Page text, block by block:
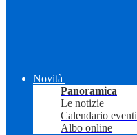
Novità
Panoramica
Le notizie
Calendario eventi
Albo online